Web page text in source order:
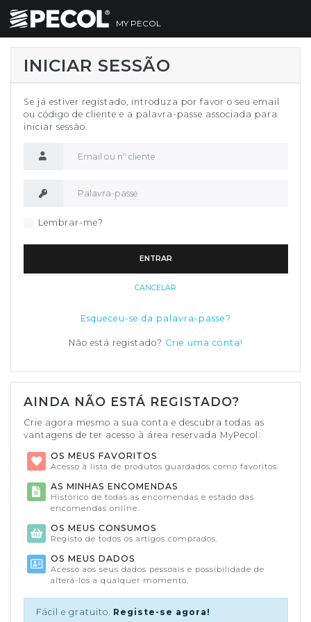
MY PECOL
INICIAR SESSÃO
Se já estiver registado, introduza por favor o seu email
ou código de cliente e a palavra-passe associada para
iniciar sessão.
Lembrar-me?
ENTRAR
CANCELAR
Esqueceu-se da palavra-passe?
Não está registado? Crie uma conta!
AINDA NÃO ESTÁ REGISTADO?
Crie agora mesmo a sua conta e descubra todas as
vantagens de ter acesso à área reservada MyPecol:
OS MEUS FAVORITOS
Acesso à lista de produtos guardados como favoritos.
AS MINHAS ENCOMENDAS
Histórico de todas as encomendas e estado das
encomendas online.
OS MEUS CONSUMOS
Registo de todos os artigos comprados.
OS MEUS DADOS
Acesso aos seus dados pessoais e possibilidade de
alterá-los a qualquer momento.
Fácil e gratuito. Registe-se agora!